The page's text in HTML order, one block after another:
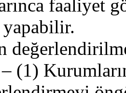
faaliyet
yapabilir.
(1)